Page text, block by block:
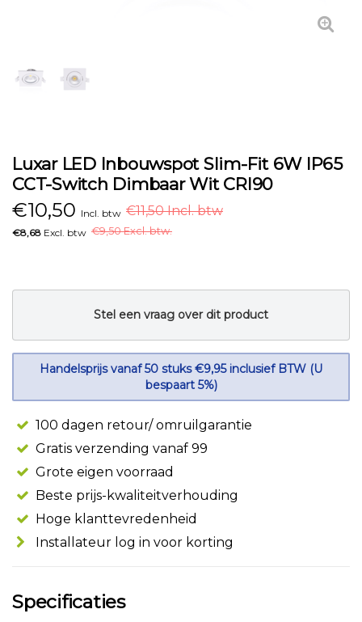
Luxar LED Inbouwspot Slim-Fit 6W IP65
CCT-Switch Dimbaar Wit CRI90
€10,50 Incl. btw €11,50 Incl. btw
€8,68 Excl. btw €9,50 Excl. btw.
Stel een vraag over dit product
Handelsprijs vanaf 50 stuks €9,95 inclusief BTW (U
bespaart 5%)
100 dagen retour/ omruilgarantie
Gratis verzending vanaf 99
Grote eigen voorraad
Beste prijs-kwaliteitverhouding
Hoge klanttevredenheid
Installateur log in voor korting
Specificaties